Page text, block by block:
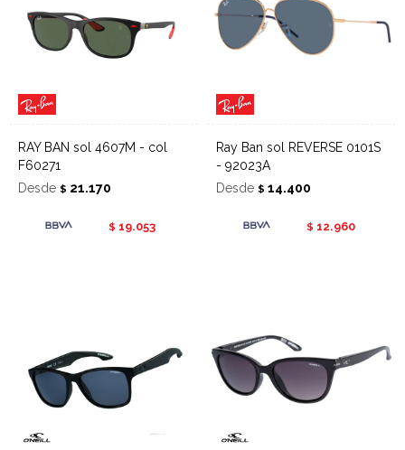
RAY BAN sol 4607M - col
F60271
Desde $ 21.170
$ 19.053
Ray Ban sol REVERSE 0101S
- 92023A
Desde $ 14.400
$ 12.960